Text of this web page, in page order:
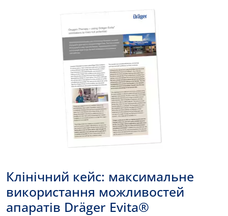
Клінічний кейс: максимальне
використання можливостей
апаратів Dräger Evita®